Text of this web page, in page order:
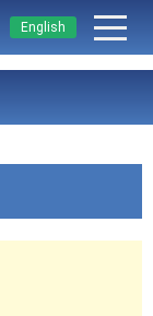
English